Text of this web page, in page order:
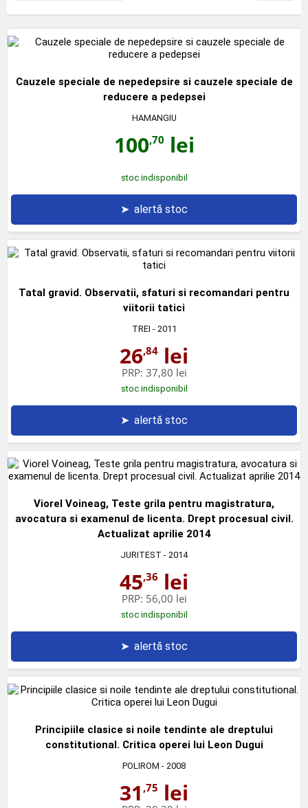
Cauzele speciale de nepedepsire si cauzele speciale de
reducere a pedepsei
HAMANGIU
100,70 lei
stoc indisponibil
➤ alertă stoc
Tatal gravid. Observatii, sfaturi si recomandari pentru
viitorii tatici
TREI - 2011
26,84 lei
PRP: 37,80 lei
stoc indisponibil
➤ alertă stoc
Viorel Voineag, Teste grila pentru magistratura,
avocatura si examenul de licenta. Drept procesual civil.
Actualizat aprilie 2014
JURITEST - 2014
45,36 lei
PRP: 56,00 lei
stoc indisponibil
➤ alertă stoc
Principiile clasice si noile tendinte ale dreptului
constitutional. Critica operei lui Leon Dugui
POLIROM - 2008
31 ,75 lei